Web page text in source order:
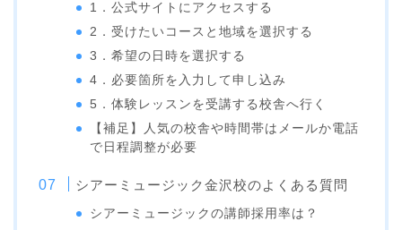
1．公式サイトにアクセスする
2．受けたいコースと地域を選択する
3．希望の日時を選択する
4．必要箇所を入力して申し込み
5．体験レッスンを受講する校舎へ行く
【補足】人気の校舎や時間帯はメールか電話
で日程調整が必要
シアーミュージック金沢校のよくある質問
シアーミュージックの講師採用率は？